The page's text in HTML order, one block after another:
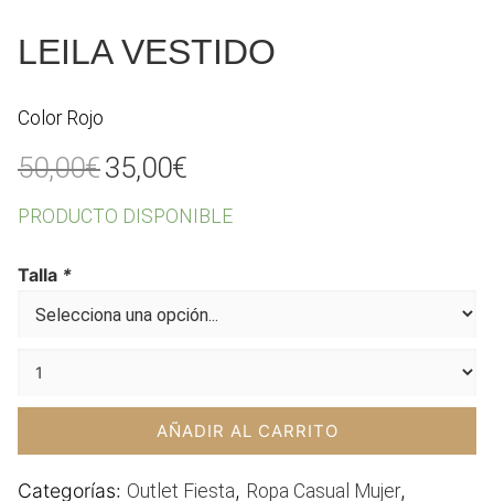
LEILA VESTIDO
Color Rojo
50,00€El
original
35,00€
actual
PRODUCTO DISPONIBLE
Talla *
AÑADIR AL CARRITO
Categorías: Outlet Fiesta, Ropa Casual Mujer,